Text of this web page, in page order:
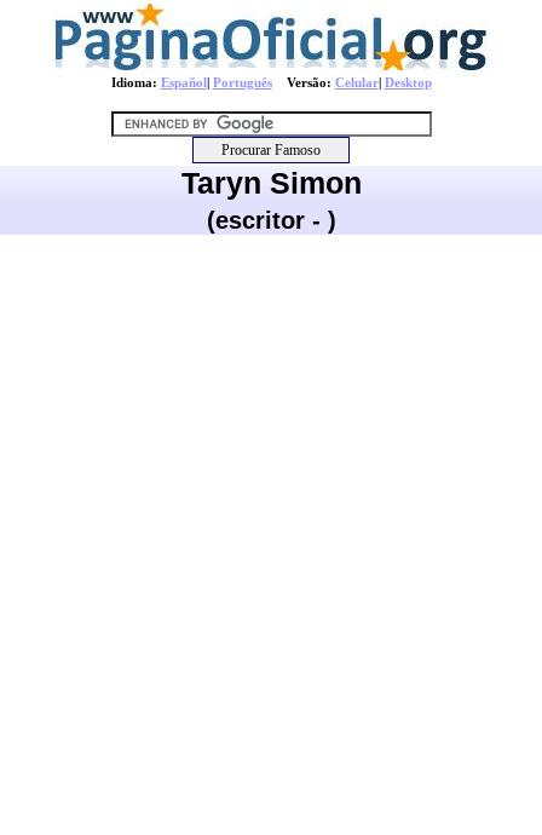
Idioma: Español| PortuguêsVersão: Celular| Desktop
Taryn Simon
(escritor - )